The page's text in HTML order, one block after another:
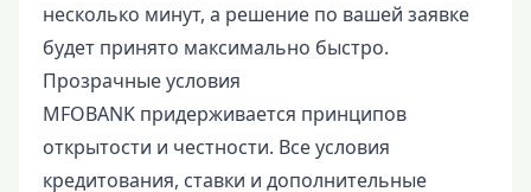
несколько минут, а решение по вашей заявке
будет принято максимально быстро.
Прозрачные условия
MFOBANK придерживается принципов
открытости и честности. Все условия
кредитования, ставки и дополнительные